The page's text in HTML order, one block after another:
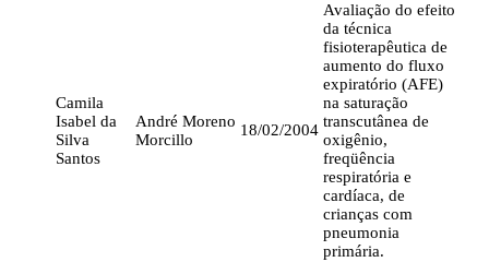
Camila
Isabel da
Silva
Santos
André Moreno
Morcillo
18/02/2004
Avaliação do efeito
da técnica
fisioterapêutica de
aumento do fluxo
expiratório (AFE)
na saturação
transcutânea de
oxigênio,
freqüência
respiratória e
cardíaca, de
crianças com
pneumonia
primária.